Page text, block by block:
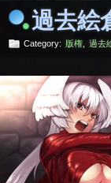
過去
Category: 版権, 過去